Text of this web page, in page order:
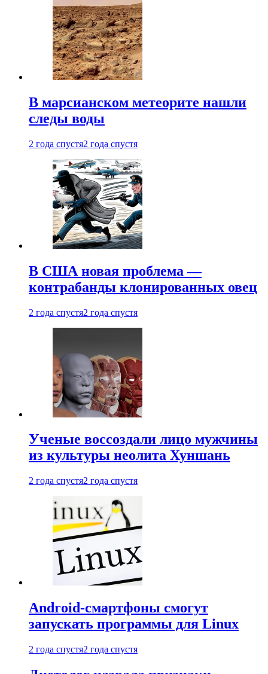
В марсианском метеорите нашли
следы воды
2 года спустя2 года спустя
В США новая проблема —
контрабанды клонированных овец
2 года спустя2 года спустя
Ученые воссоздали лицо мужчины
из культуры неолита Хуншань
2 года спустя2 года спустя
Android-смартфоны смогут
запускать программы для Linux
2 года спустя2 года спустя